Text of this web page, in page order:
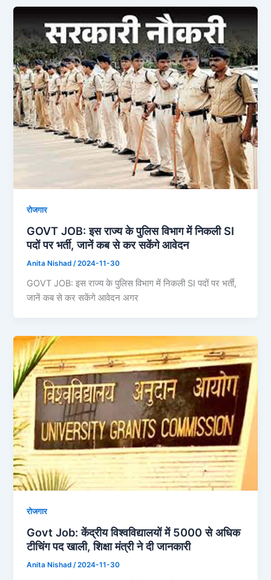
रोजगार
GOVT JOB: इस राज्य के पुलिस विभाग में निकली SI
पदों पर भर्ती, जानें कब से कर सकेंगे आवेदन
Anita Nishad /2024-11-30
GOVT JOB: इस राज्य के पुलिस विभाग में निकली SI पदों पर भर्ती,
जानें कब से कर सकेंगे आवेदन अगर
रोजगार
Govt Job: केंद्रीय विश्वविद्यालयों में 5000 से अधिक
टीचिंग पद खाली, शिक्षा मंत्री ने दी जानकारी
Anita Nishad /2024-11-30